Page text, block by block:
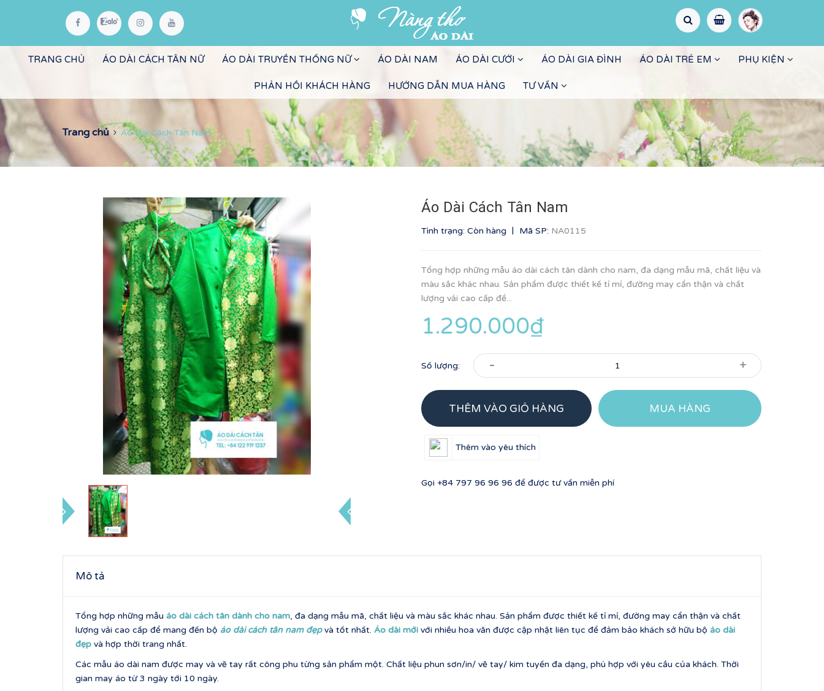
TRANG CHỦ ÁO DÀI CÁCH TÂN NỮ ÁO DÀI TRUYỀN THỐNG NỮ ÁO DÀI NAM ÁO DÀI CƯỚI ÁO DÀI GIA ĐÌNH ÁO DÀI TRẺ EM PHỤ KIỆN
PHẢN HỒI KHÁCH HÀNG HƯỚNG DẪN MUA HÀNG TƯ VẤN
Trang chủ Áo Dài Cách Tân Nam
Áo Dài Cách Tân Nam
Tình trạng: Còn hàng | Mã SP: NA0115
Tổng hợp những mẫu áo dài cách tân dành cho nam, đa dạng mẫu mã, chất liệu và
màu sắc khác nhau. Sản phẩm được thiết kế tỉ mỉ, đường may cẩn thận và chất
lượng vải cao cấp để...
1.290.000₫
Số lượng: - +
THÊM VÀO GIỎ HÀNG MUA HÀNG
Thêm vào yêu thích
Gọi +84 797 96 96 96 để được tư vấn miễn phí
Mô tả
Tổng hợp những mẫu áo dài cách tân dành cho nam, đa dạng mẫu mã, chất liệu và màu sắc khác nhau. Sản phẩm được thiết kế tỉ mỉ, đường may cẩn thận và chất
lượng vải cao cấp để mang đến bộ áo dài cách tân nam đẹpvà tốt nhất. Áo dài mới với nhiều hoa văn được cập nhật liên tục để đảm bảo khách sở hữu bộ áo dài
đẹp và hợp thời trang nhất.
Các mẫu áo dài nam được may và vẽ tay rất công phu từng sản phẩm một. Chất liệu phun sơn/in/ vẽ tay/ kim tuyến đa dạng, phù hợp với yêu cầu của khách. Thời
gian may áo từ 3 ngày tới 10 ngày.